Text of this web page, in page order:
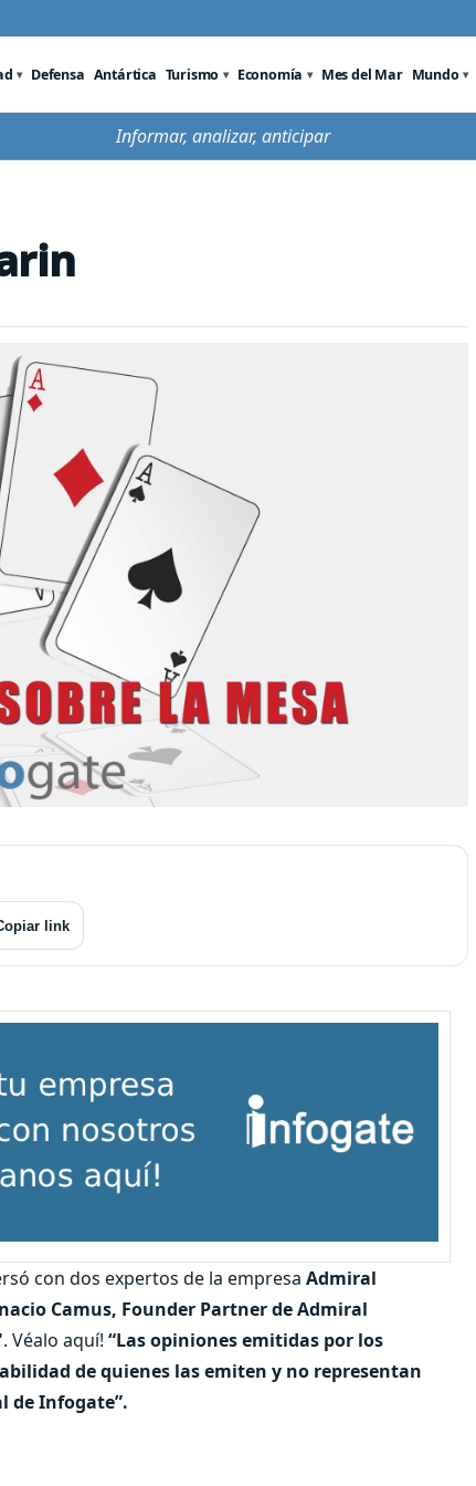
Defensa Antártica Turismo Economía Mes del Mar Mundo
Informar, analizar, anticipar
link
con dos expertos de la empresa Admiral
Camus, Founder Partner de Admiral
. Véalo aquí! “Las opiniones emitidas por los
de quienes las emiten y no representan
de Infogate”.